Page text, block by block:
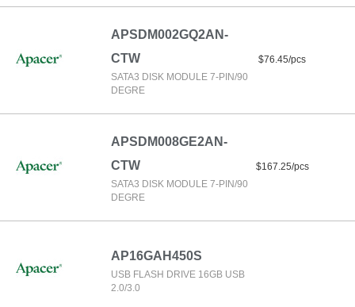
APSDM002GQ2AN-
CTW
SATA3 DISK MODULE 7-PIN/90
DEGRE
$76.45/pcs
APSDM008GE2AN-
CTW
SATA3 DISK MODULE 7-PIN/90
DEGRE
$167.25/pcs
AP16GAH450S
USB FLASH DRIVE 16GB USB
2.0/3.0